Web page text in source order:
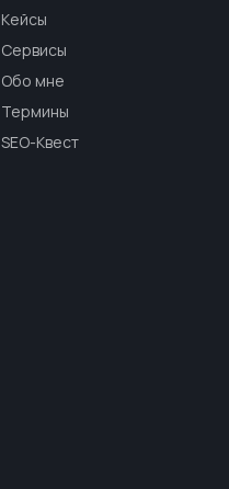
Кейсы
Сервисы
Обо мне
Термины
SEO-Квест